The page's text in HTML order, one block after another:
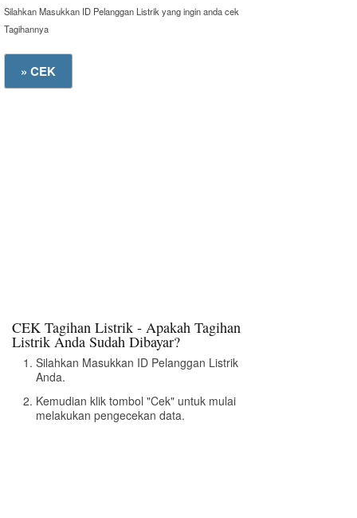
Silahkan Masukkan ID Pelanggan Listrik yang ingin anda cek
Tagihannya
CEK Tagihan Listrik - Apakah Tagihan
Listrik Anda Sudah Dibayar?
Silahkan Masukkan ID Pelanggan Listrik
Anda.
Kemudian klik tombol "Cek" untuk mulai
melakukan pengecekan data.